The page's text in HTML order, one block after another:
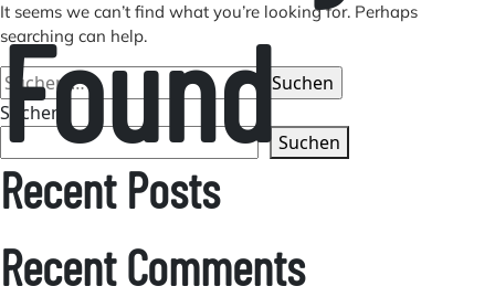
Found
It seems we can’t find what you’re looking for. Perhaps
searching can help.
Suchen
nach:
Suchen
Suchen
Recent Posts
Recent Comments